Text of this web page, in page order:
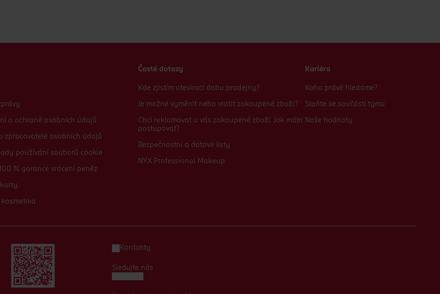
o ochraně osobních údajů
zpracovatelé osobních údajů
používání souborů cookie
% garance vrácení peněz
kosmetika
Časté dotazy
Kde zjistím otevírací dobu prodejny?
Je možné vyměnit nebo vrátit zakoupené zboží?
Chci reklamovat u vás zakoupené zboží. Jak mám
postupovat?
Bezpečnostní a datové listy
NYX Professional Makeup
Kariéra
Koho právě hledáme?
Staňte se součástí týmu
Naše hodnoty
Kontakty
Sledujte nás